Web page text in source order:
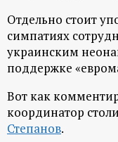
Отдельно стоит
симпатиях
украинским
поддержке
Вот как
координатор
Степанов.